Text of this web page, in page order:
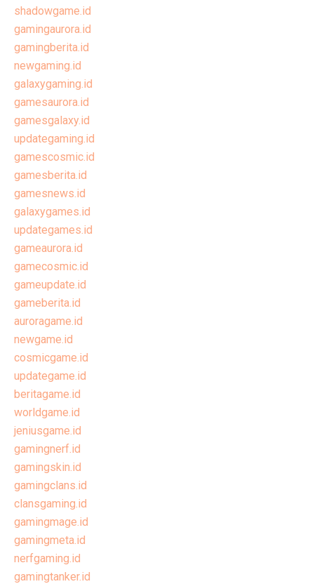
shadowgame.id
gamingaurora.id
gamingberita.id
newgaming.id
galaxygaming.id
gamesaurora.id
gamesgalaxy.id
updategaming.id
gamescosmic.id
gamesberita.id
gamesnews.id
galaxygames.id
updategames.id
gameaurora.id
gamecosmic.id
gameupdate.id
gameberita.id
auroragame.id
newgame.id
cosmicgame.id
updategame.id
beritagame.id
worldgame.id
jeniusgame.id
gamingnerf.id
gamingskin.id
gamingclans.id
clansgaming.id
gamingmage.id
gamingmeta.id
nerfgaming.id
gamingtanker.id